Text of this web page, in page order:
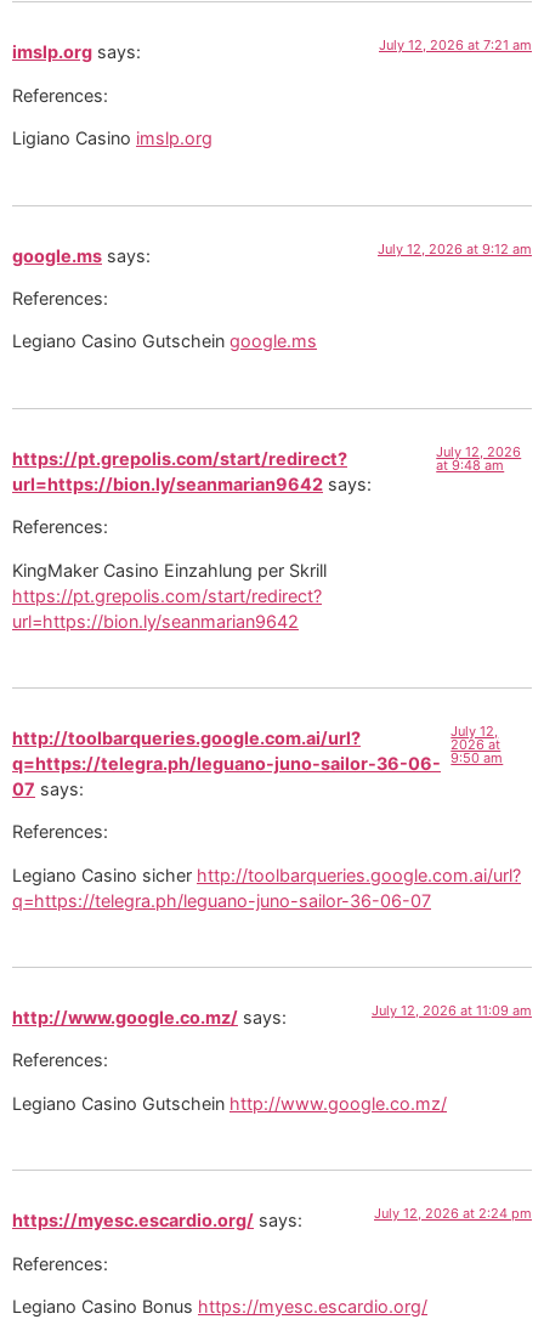
imslp.org says: July 12, 2026 at 7:21 am
References:
Ligiano Casino imslp.org
google.ms says: July 12, 2026 at 9:12 am
References:
Legiano Casino Gutschein google.ms
https://pt.grepolis.com/start/redirect?
url=https://bion.ly/seanmarian9642 says:
July 12, 2026
at 9:48 am
References:
KingMaker Casino Einzahlung per Skrill
https://pt.grepolis.com/start/redirect?
url=https://bion.ly/seanmarian9642
http://toolbarqueries.google.com.ai/url?
q=https://telegra.ph/leguano-juno-sailor-36-06-
07 says:
July 12,
2026 at
9:50 am
References:
Legiano Casino sicher http://toolbarqueries.google.com.ai/url?
q=https://telegra.ph/leguano-juno-sailor-36-06-07
http://www.google.co.mz/ says: July 12, 2026 at 11:09 am
References:
Legiano Casino Gutschein http://www.google.co.mz/
https://myesc.escardio.org/ says: July 12, 2026 at 2:24 pm
References:
Legiano Casino Bonus https://myesc.escardio.org/